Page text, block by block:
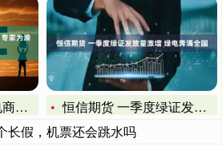
去”
恒信期货 一季度绿证发放量激增 绿电奔涌全国
长假，机票还会跳水吗